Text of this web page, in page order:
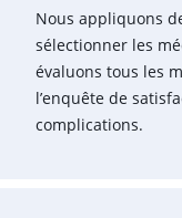
Nous appliquons
sélectionner les
évaluons tous les
l’enquête de
complications.